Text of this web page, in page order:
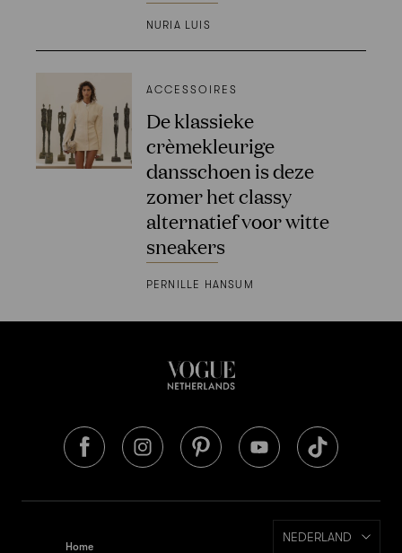
NURIA LUIS
ACCESSOIRES
De klassieke
crèmekleurige
dansschoen is deze
zomer het classy
alternatief voor witte
sneakers
PERNILLE HANSUM
Home
NEDERLAND